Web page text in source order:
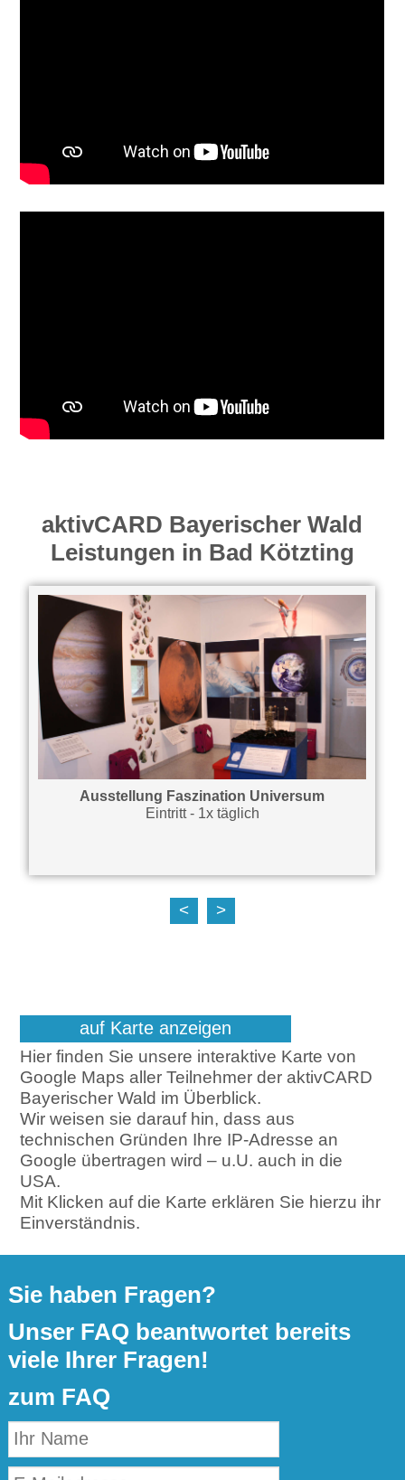
aktivCARD Bayerischer Wald
Leistungen in Bad Kötzting
Ausstellung Faszination Universum
Eintritt - 1x täglich
< >
auf Karte anzeigen
Hier finden Sie unsere interaktive Karte von
Google Maps aller Teilnehmer der aktivCARD
Bayerischer Wald im Überblick.
Wir weisen sie darauf hin, dass aus
technischen Gründen Ihre IP-Adresse an
Google übertragen wird – u.U. auch in die
USA.
Mit Klicken auf die Karte erklären Sie hierzu ihr
Einverständnis.
Sie haben Fragen?
Unser FAQ beantwortet bereits
viele Ihrer Fragen!
zum FAQ